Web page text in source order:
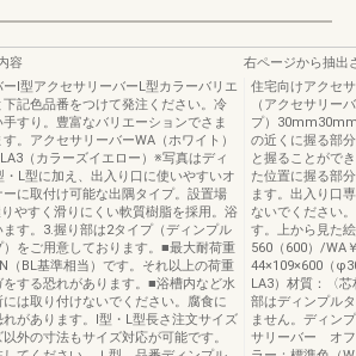
容
I型アクセサリーバーL型カラーバリエ
記色品番をつけて発注ください。冷
すり。豊富なバリエーションでさま
。アクセサリーバーWA（ホワイト）
（カラーズイエロー）※写真はディ
L型に加え、出入り口に使いやすいオ
に取付け可能な出隅タイプ。設置場
やすく滑りにくい軟質樹脂を採用。浴
す。3.握り部は2タイプ（ディンプル
をご用意しております。■最大耐荷重
（BL基準相当）です。それ以上の荷重
する恐れがあります。■浴槽内など水
は取り付けないでください。腐食に
があります。I型・L型長さ注文サイズ
外の寸法もサイズ対応が可能です。
右ページから抽出
住宅向けアクセ
（アクセサリー
プ）
の近くに握る部
と握ることがで
た位置に握る部
ます。出入り口
ないでください
す。上から見た
560（600）/WA
44×109×600（
LA3）材質：〈
部はディンプル
ません。ディン
サリーバー オフ